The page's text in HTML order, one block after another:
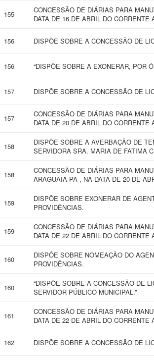
155
CONCESSÃO DE DIÁRIAS PARA
DATA DE 16 DE ABRIL DO
156 DISPÕE SOBRE A CONCESSÃO DE
156 “DISPÕE SOBRE A EXONERAR, POR
157 DISPÕE SOBRE A CONCESSÃO DE
157
CONCESSÃO DE DIÁRIAS PARA
DATA DE 20 DE ABRIL DO
158
DISPÕE SOBRE A AVERBAÇÃO DE
SERVIDORA SRA. MARIA DE FATIMA
158
CONCESSÃO DE DIÁRIAS PARA
ARAGUAIA-PA , NA DATA DE 20 DE
159
DISPÕE SOBRE EXONERAR DE
PROVIDÊNCIAS.
159
CONCESSÃO DE DIÁRIAS PARA
DATA DE 22 DE ABRIL DO
160
DISPÕE SOBRE NOMEAÇÃO DO
PROVIDÊNCIAS.
160
“DISPÕE SOBRE A CONCESSÃO DE
SERVIDOR PÚBLICO MUNICIPAL.”
161
CONCESSÃO DE DIÁRIAS PARA
DATA DE 22 DE ABRIL DO
162 DISPÕE SOBRE A CONCESSÃO DE